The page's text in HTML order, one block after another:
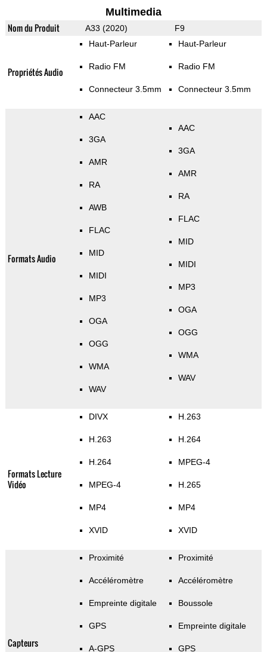
Multimedia
Nom du Produit A33 (2020) F9
Propriétés Audio
Haut-Parleur
Radio FM
Connecteur 3.5mm
Haut-Parleur
Radio FM
Connecteur 3.5mm
Formats Audio
AAC
3GA
AMR
RA
AWB
FLAC
MID
MIDI
MP3
OGA
OGG
WMA
WAV
AAC
3GA
AMR
RA
FLAC
MID
MIDI
MP3
OGA
OGG
WMA
WAV
Formats Lecture
Vidéo
DIVX
H.263
H.264
MPEG-4
MP4
XVID
H.263
H.264
MPEG-4
H.265
MP4
XVID
Capteurs
Proximité
Accéléromètre
Empreinte digitale
GPS
A-GPS
Proximité
Accéléromètre
Boussole
Empreinte digitale
GPS